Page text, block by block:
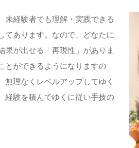
未経験者でも理解・実践できる
てあります。なので、どなたに
果が出せる「再現性」がありま
とができるようになりますの
理なくレベルアップしてゆく
経験を積んでゆくに従い手技の